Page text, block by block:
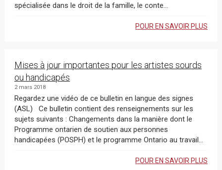
spécialisée dans le droit de la famille, le conte...
POUR EN SAVOIR PLUS
Mises à jour importantes pour les artistes sourds
ou handicapés
2 mars 2018
Regardez une vidéo de ce bulletin en langue des signes
(ASL) Ce bulletin contient des renseignements sur les
sujets suivants : Changements dans la manière dont le
Programme ontarien de soutien aux personnes
handicapées (POSPH) et le programme Ontario au travail...
POUR EN SAVOIR PLUS